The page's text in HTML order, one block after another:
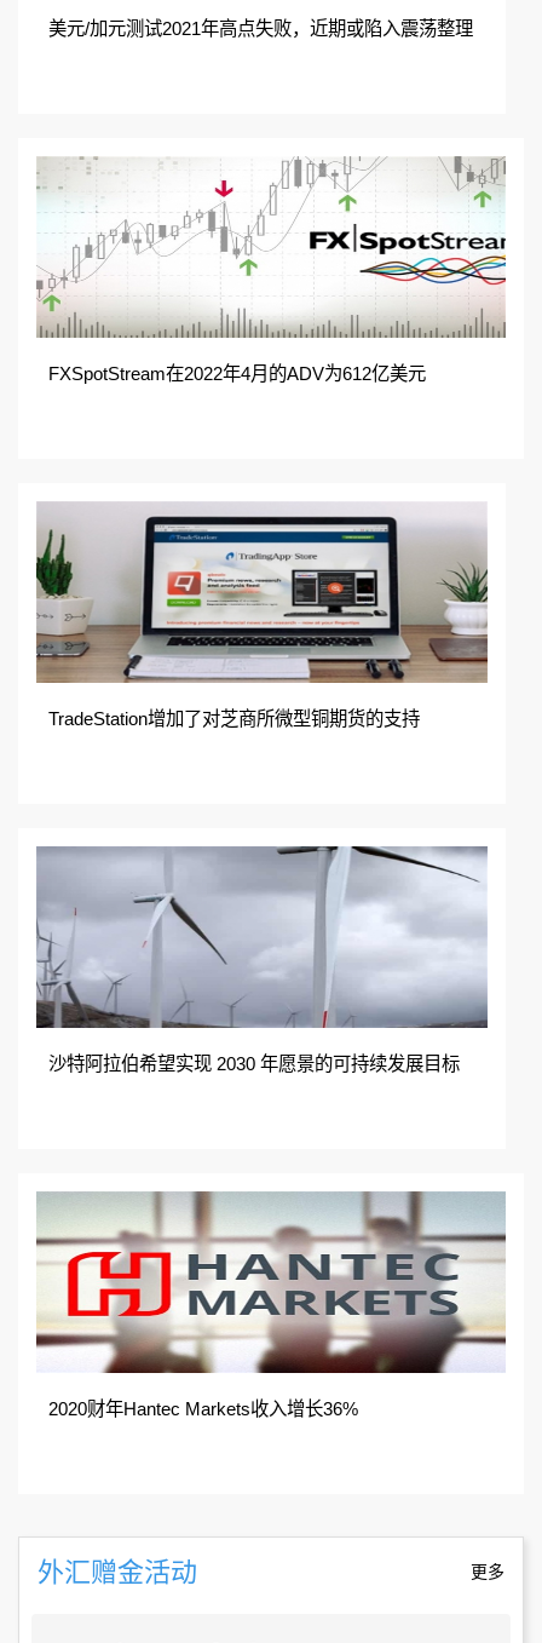
美元/加元测试2021年高点失败，近期或陷入震荡整理
FXSpotStream在2022年4月的ADV为612亿美元
TradeStation增加了对芝商所微型铜期货的支持
沙特阿拉伯希望实现 2030 年愿景的可持续发展目标
2020财年Hantec Markets收入增长36%
外汇赠金活动 更多